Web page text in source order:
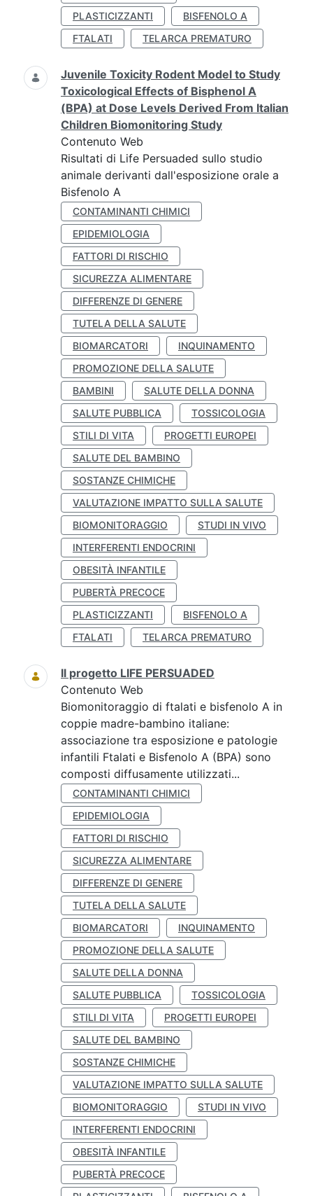
PLASTICIZZANTI
BISFENOLO A
FTALATI
TELARCA PREMATURO
Juvenile Toxicity Rodent Model to Study
Toxicological Effects of Bisphenol A
(BPA) at Dose Levels Derived From Italian
Children Biomonitoring Study
Contenuto Web
Risultati di Life Persuaded sullo studio
animale derivanti dall'esposizione orale a
Bisfenolo A
CONTAMINANTI CHIMICI
EPIDEMIOLOGIA
FATTORI DI RISCHIO
SICUREZZA ALIMENTARE
DIFFERENZE DI GENERE
TUTELA DELLA SALUTE
BIOMARCATORI
INQUINAMENTO
PROMOZIONE DELLA SALUTE
BAMBINI
SALUTE DELLA DONNA
SALUTE PUBBLICA
TOSSICOLOGIA
STILI DI VITA
PROGETTI EUROPEI
SALUTE DEL BAMBINO
SOSTANZE CHIMICHE
VALUTAZIONE IMPATTO SULLA SALUTE
BIOMONITORAGGIO
STUDI IN VIVO
INTERFERENTI ENDOCRINI
OBESITÀ INFANTILE
PUBERTÀ PRECOCE
PLASTICIZZANTI
BISFENOLO A
FTALATI
TELARCA PREMATURO
Il progetto LIFE PERSUADED
Contenuto Web
Biomonitoraggio di ftalati e bisfenolo A in
coppie madre-bambino italiane:
associazione tra esposizione e patologie
infantili Ftalati e Bisfenolo A (BPA) sono
composti diffusamente utilizzati...
CONTAMINANTI CHIMICI
EPIDEMIOLOGIA
FATTORI DI RISCHIO
SICUREZZA ALIMENTARE
DIFFERENZE DI GENERE
TUTELA DELLA SALUTE
BIOMARCATORI
INQUINAMENTO
PROMOZIONE DELLA SALUTE
SALUTE DELLA DONNA
SALUTE PUBBLICA
TOSSICOLOGIA
STILI DI VITA
PROGETTI EUROPEI
SALUTE DEL BAMBINO
SOSTANZE CHIMICHE
VALUTAZIONE IMPATTO SULLA SALUTE
BIOMONITORAGGIO
STUDI IN VIVO
INTERFERENTI ENDOCRINI
OBESITÀ INFANTILE
PUBERTÀ PRECOCE